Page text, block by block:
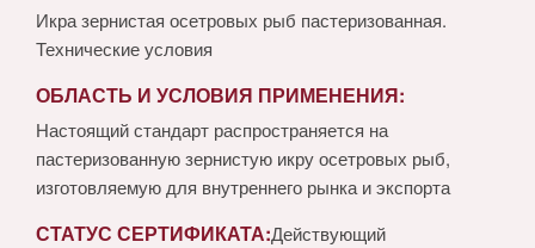
Икра зернистая осетровых рыб пастеризованная.
Технические условия
ОБЛАСТЬ И УСЛОВИЯ ПРИМЕНЕНИЯ:
Настоящий стандарт распространяется на
пастеризованную зернистую икру осетровых рыб,
изготовляемую для внутреннего рынка и экспорта
СТАТУС СЕРТИФИКАТА:Действующий